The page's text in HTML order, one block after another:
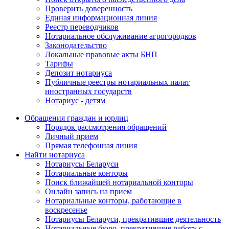
Проверить доверенность
Единая информационная линия
Реестр переводчиков
Нотариальное обслуживание агрогородков
Законодательство
Локальные правовые акты БНП
Тарифы
Депозит нотариуса
Публичные реестры нотариальных палат
иностранных государств
Нотариус - детям
Обращения граждан и юрлиц
Порядок рассмотрения обращений
Личный прием
Прямая телефонная линия
Найти нотариуса
Нотариусы Беларуси
Нотариальные конторы
Поиск ближайшей нотариальной конторы
Онлайн запись на прием
Нотариальные конторы, работающие в
воскресенье
Нотариусы Беларуси, прекратившие деятельность